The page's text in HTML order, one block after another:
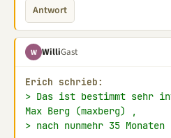
Antwort
W WilliGast
Erich schrieb:
> Das ist bestimmt sehr
Max Berg (maxberg) ,
> nach nunmehr 35